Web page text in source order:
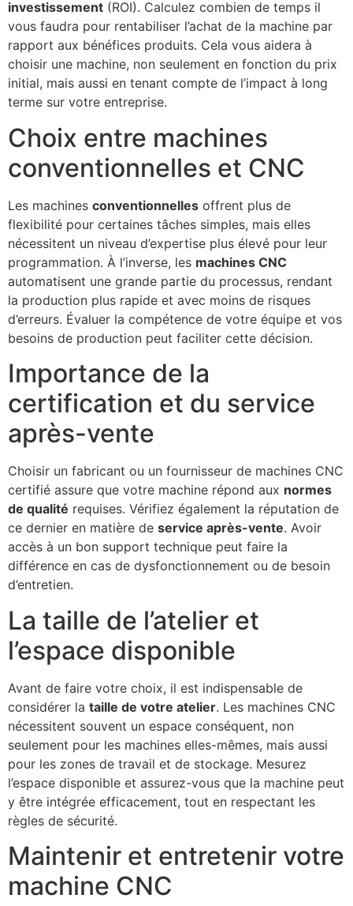
investissement (ROI). Calculez combien de temps il
vous faudra pour rentabiliser l’achat de la machine par
rapport aux bénéfices produits. Cela vous aidera à
choisir une machine, non seulement en fonction du prix
initial, mais aussi en tenant compte de l’impact à long
terme sur votre entreprise.
Choix entre machines
conventionnelles et CNC
Les machines conventionnelles offrent plus de
flexibilité pour certaines tâches simples, mais elles
nécessitent un niveau d’expertise plus élevé pour leur
programmation. À l’inverse, les machines CNC
automatisent une grande partie du processus, rendant
la production plus rapide et avec moins de risques
d’erreurs. Évaluer la compétence de votre équipe et vos
besoins de production peut faciliter cette décision.
Importance de la
certification et du service
après-vente
Choisir un fabricant ou un fournisseur de machines CNC
certifié assure que votre machine répond aux normes
de qualité requises. Vérifiez également la réputation de
ce dernier en matière de service après-vente. Avoir
accès à un bon support technique peut faire la
différence en cas de dysfonctionnement ou de besoin
d’entretien.
La taille de l’atelier et
l’espace disponible
Avant de faire votre choix, il est indispensable de
considérer la taille de votre atelier. Les machines CNC
nécessitent souvent un espace conséquent, non
seulement pour les machines elles-mêmes, mais aussi
pour les zones de travail et de stockage. Mesurez
l’espace disponible et assurez-vous que la machine peut
y être intégrée efficacement, tout en respectant les
règles de sécurité.
Maintenir et entretenir votre
machine CNC